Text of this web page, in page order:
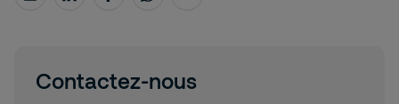
Contactez-nous